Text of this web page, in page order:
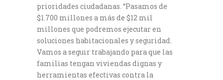
prioridades ciudadanas. “Pasamos de
$1.700 millones a más de $12 mil
millones que podremos ejecutar en
soluciones habitacionales y seguridad.
Vamos a seguir trabajando para que las
familias tengan viviendas dignas y
herramientas efectivas contra la